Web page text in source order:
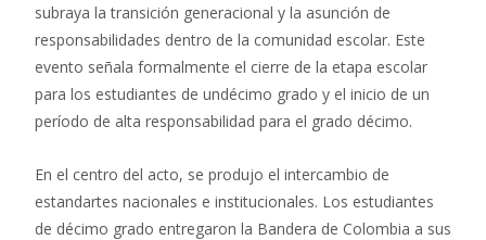
subraya la transición generacional y la asunción de
responsabilidades dentro de la comunidad escolar. Este
evento señala formalmente el cierre de la etapa escolar
para los estudiantes de undécimo grado y el inicio de un
período de alta responsabilidad para el grado décimo.
En el centro del acto, se produjo el intercambio de
estandartes nacionales e institucionales. Los estudiantes
de décimo grado entregaron la Bandera de Colombia a sus